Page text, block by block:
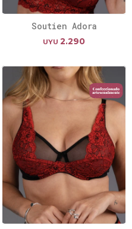
Soutien Adora
UYU 2.290